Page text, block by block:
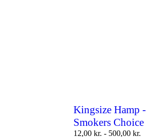
Kingsize Hamp -
Smokers Choice
12,00 kr. - 500,00 kr.